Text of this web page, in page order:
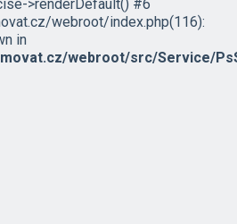
>renderDefault() #6
webroot/index.php(116):
in
webroot/src/Service/